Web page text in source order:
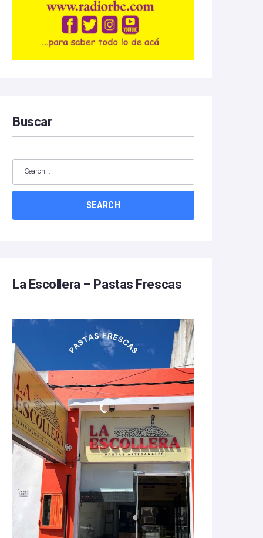
Buscar
SEARCH
La Escollera – Pastas Frescas